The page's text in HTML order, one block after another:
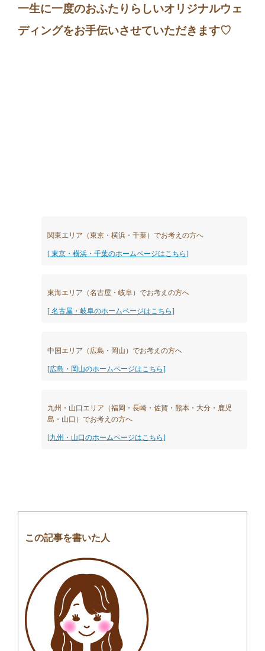
一生に一度のおふたりらしいオリジナルウェ
ディングをお手伝いさせていただきます♡
関東エリア（東京・横浜・千葉）でお考えの方へ
[ 東京・横浜・千葉のホームページはこちら]
東海エリア（名古屋・岐阜）でお考えの方へ
[ 名古屋・岐阜のホームページはこちら]
中国エリア（広島・岡山）でお考えの方へ
[広島・岡山のホームページはこちら]
九州・山口エリア（福岡・長崎・佐賀・熊本・大分・鹿児
島・山口）でお考えの方へ
[九州・山口のホームページはこちら]
この記事を書いた人